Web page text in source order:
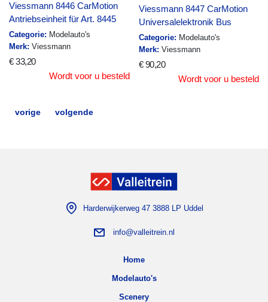
Viessmann 8446 CarMotion
Antriebseinheit für Art. 8445
Categorie: Modelauto's
Merk: Viessmann
€ 33,20
Wordt voor u besteld
Viessmann 8447 CarMotion
Universalelektronik Bus
Categorie: Modelauto's
Merk: Viessmann
€ 90,20
Wordt voor u besteld
vorige volgende
Harderwijkerweg 47 3888 LP Uddel
info@valleitrein.nl
Home
Modelauto's
Scenery